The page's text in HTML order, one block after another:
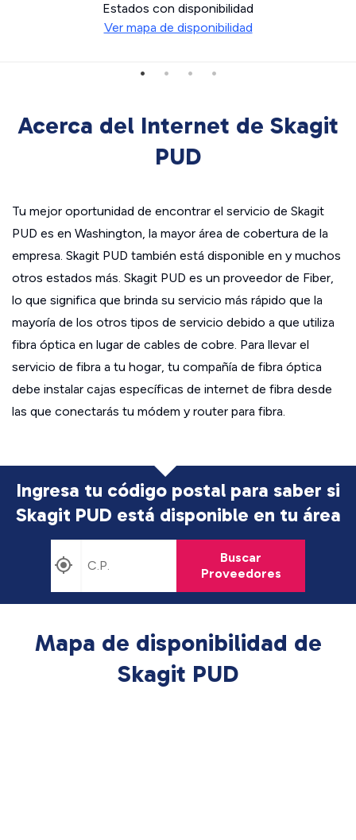
Estados con disponibilidad
Ver mapa de disponibilidad
Acerca del Internet de Skagit
PUD
Tu mejor oportunidad de encontrar el servicio de Skagit
PUD es en Washington, la mayor área de cobertura de la
empresa. Skagit PUD también está disponible en y muchos
otros estados más. Skagit PUD es un proveedor de Fiber,
lo que significa que brinda su servicio más rápido que la
mayoría de los otros tipos de servicio debido a que utiliza
fibra óptica en lugar de cables de cobre. Para llevar el
servicio de fibra a tu hogar, tu compañía de fibra óptica
debe instalar cajas específicas de internet de fibra desde
las que conectarás tu módem y router para fibra.
Ingresa tu código postal para saber si
Skagit PUD está disponible en tu área
Buscar
Proveedores
Mapa de disponibilidad de
Skagit PUD